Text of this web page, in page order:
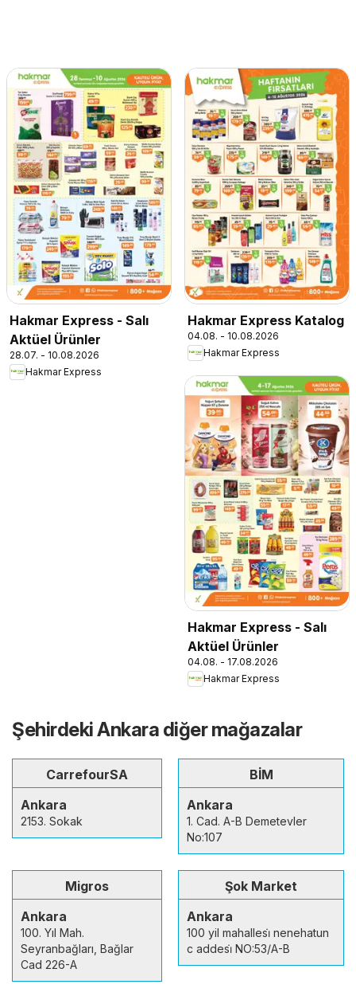
Hakmar Express - Salı
Aktüel Ürünler
28.07. - 10.08.2026
Hakmar Express
Hakmar Express Katalog
04.08. - 10.08.2026
Hakmar Express
Hakmar Express - Salı
Aktüel Ürünler
04.08. - 17.08.2026
Hakmar Express
Şehirdeki Ankara diğer mağazalar
CarrefourSA
Ankara
2153. Sokak
BİM
Ankara
1. Cad. A-B Demetevler
No:107
Migros
Ankara
100. Yıl Mah.
Seyranbağları, Bağlar
Cad 226-A
Şok Market
Ankara
100 yil mahallesi̇ nenehatun
c addesi̇ NO:53/A-B